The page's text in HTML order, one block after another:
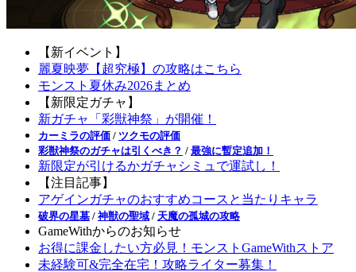
【新イベント】
麗夏映夢【超究極】の攻略はこちら
モンスト夏休み2026まとめ
【新限定ガチャ】
新ガチャ「彩獣神祭」が開催！
カーミラの評価 / ツクモの評価
彩獣神祭のガチャは引くべき？ / 最強に暫定追加！
新限定が引けるかガチャシミュで運試し！
【注目記事】
アゲインガチャのおすすめコースと当たりキャラ
破界の星墓 / 神獣の聖域 / 天魔の孤城の攻略
GameWithからのお知らせ
お得に課金したい方必見！モンストGameWithストア
未経験可&完全在宅！攻略ライター募集！